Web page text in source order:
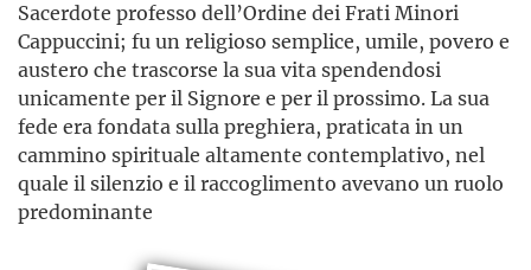
Sacerdote professo dell’Ordine dei Frati Minori
Cappuccini; fu un religioso semplice, umile, povero e
austero che trascorse la sua vita spendendosi
unicamente per il Signore e per il prossimo. La sua
fede era fondata sulla preghiera, praticata in un
cammino spirituale altamente contemplativo, nel
quale il silenzio e il raccoglimento avevano un ruolo
predominante